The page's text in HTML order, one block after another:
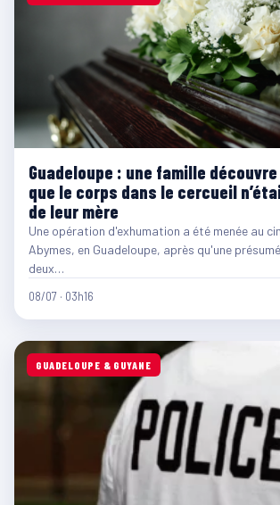
Guadeloupe : une famille
que le corps dans le cercueil
de leur mère
Une opération d'exhumation a été menée au
Abymes, en Guadeloupe, après qu'une
deux…
08/07 · 03h16
GUADELOUPE & GUYANE